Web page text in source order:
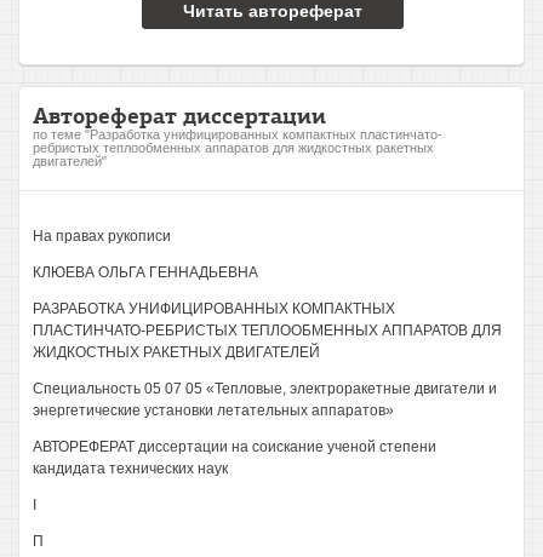
Читать автореферат
Автореферат диссертации
по теме "Разработка унифицированных компактных пластинчато-
ребристых теплообменных аппаратов для жидкостных ракетных
двигателей"
На правах рукописи
КЛЮЕВА ОЛЬГА ГЕННАДЬЕВНА
РАЗРАБОТКА УНИФИЦИРОВАННЫХ КОМПАКТНЫХ
ПЛАСТИНЧАТО-РЕБРИСТЫХ ТЕПЛООБМЕННЫХ АППАРАТОВ ДЛЯ
ЖИДКОСТНЫХ РАКЕТНЫХ ДВИГАТЕЛЕЙ
Специальность 05 07 05 «Тепловые, электроракетные двигатели и
энергетические установки летательных аппаратов»
АВТОРЕФЕРАТ диссертации на соискание ученой степени
кандидата технических наук
П